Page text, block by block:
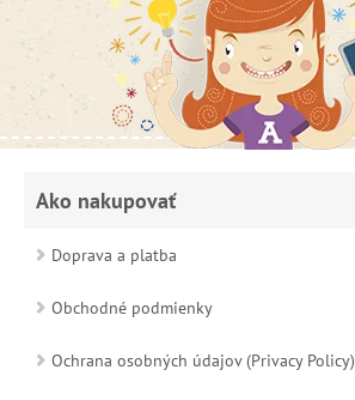
Ako nakupovať
Doprava a platba
Obchodné podmienky
Ochrana osobných údajov (Privacy Policy)